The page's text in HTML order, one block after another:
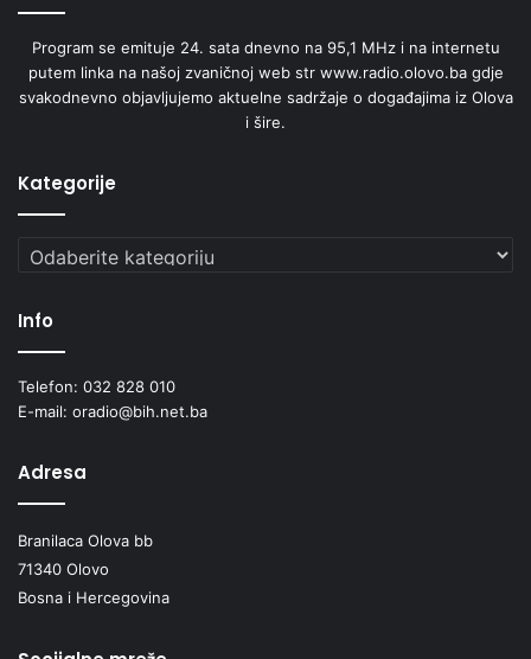
Program se emituje 24. sata dnevno na 95,1 MHz i na internetu
putem linka na našoj zvaničnoj web str www.radio.olovo.ba gdje
svakodnevno objavljujemo aktuelne sadržaje o događajima iz Olova
i šire.
Kategorije
Kategorije
Info
Telefon: 032 828 010
E-mail: oradio@bih.net.ba
Adresa
Branilaca Olova bb
71340 Olovo
Bosna i Hercegovina